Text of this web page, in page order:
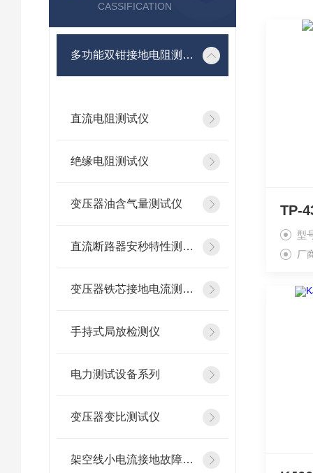
CASSIFICATION
多功能双钳接地电阻测试仪
直流电阻测试仪
绝缘电阻测试仪
变压器油含气量测试仪
直流断路器安秒特性测试仪
变压器铁芯接地电流测试仪
手持式局放检测仪
电力测试设备系列
变压器变比测试仪
架空线小电流接地故障定位仪
TP-
型
厂